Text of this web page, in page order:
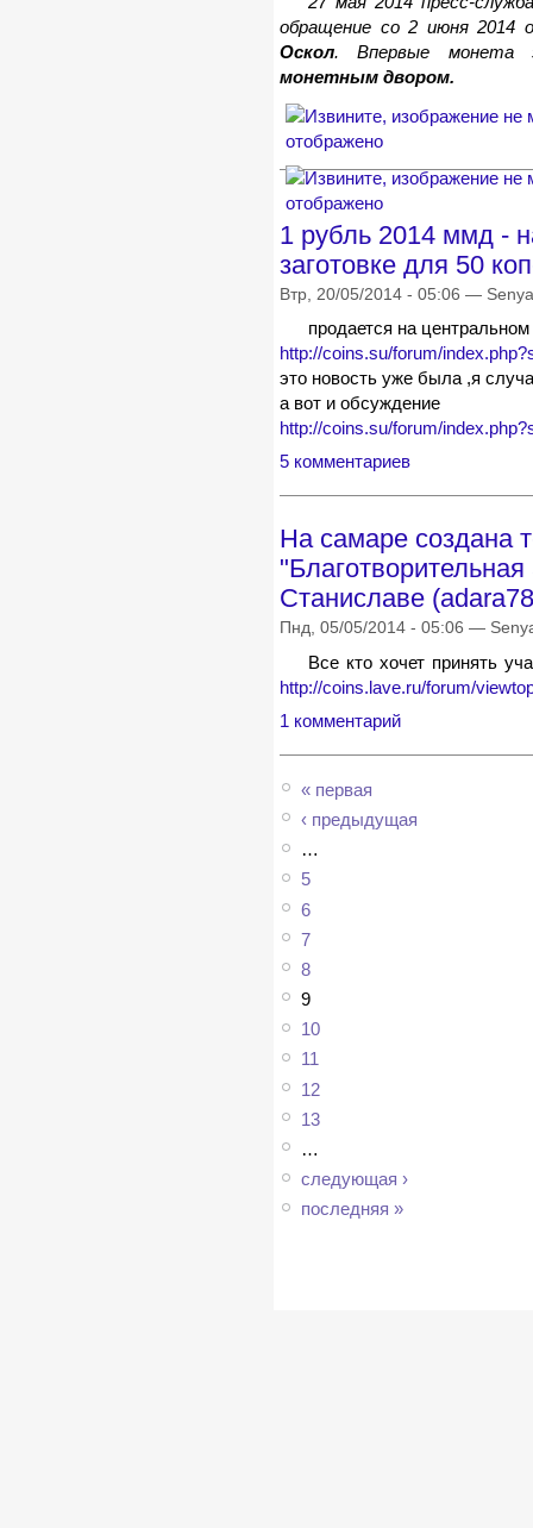
обращение со 2 июня 2014
Оскол. Впервые монета
монетным двором.
1 рубль 2014 ммд -
заготовке для 50
Втр, 20/05/2014 - 05:06 — Senya
продается на центральном
http://coins.su/forum/
это новость уже была ,я
а вот и обсуждение
http://coins.su/forum/
5 комментариев
На самаре создана
Станиславе
Пнд, 05/05/2014 - 05:06 —
Все кто хочет принять
http://coins.lave.ru/forum/
1 комментарий
« первая
‹ предыдущая
…
5
6
7
8
9
10
11
12
13
…
следующая ›
последняя »